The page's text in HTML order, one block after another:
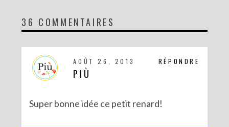
DIY : LE BOL PASTÈQUE !
36 COMMENTAIRES
RÉPONDRE
AOÛT 26, 2013
PIÙ
Super bonne idée ce petit renard!